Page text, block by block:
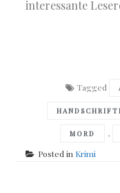
interessante
Tagged
MORD ,
Posted in Krimi